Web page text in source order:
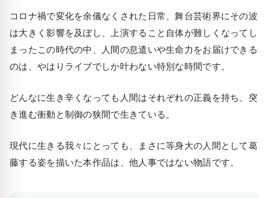
コロナ禍で変化を余儀なくされた日常、舞台芸術界にその波
は大きく影響を及ぼし、上演すること自体が難しくなってし
まったこの時代の中、人間の息遣いや生命力をお届けできる
のは、やはりライブでしか叶わない特別な時間です。
どんなに生き辛くなっても人間はそれぞれの正義を持ち、突
き進む衝動と制御の狭間で生きている。
現代に生きる我々にとっても、まさに等身大の人間として葛
藤する姿を描いた本作品は、他人事ではない物語です。